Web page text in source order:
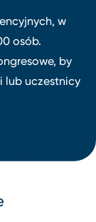
w
osób.
by
lub uczestnicy